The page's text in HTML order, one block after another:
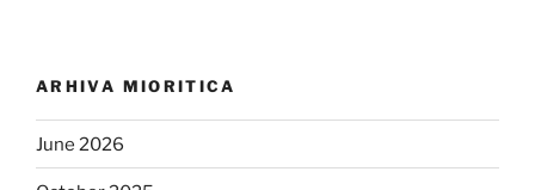
ARHIVA MIORITICA
June 2026